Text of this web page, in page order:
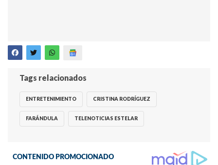
Tags relacionados
ENTRETENIMIENTO CRISTINA RODRÍGUEZ
FARÁNDULA TELENOTICIAS ESTELAR